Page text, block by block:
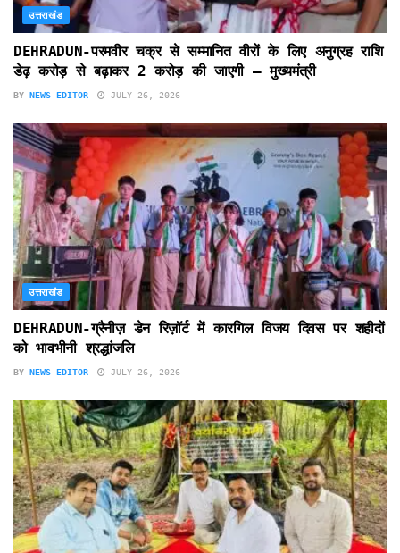
उत्तराखंड
DEHRADUN-परमवीर चक्र से सम्मानित वीरों के लिए अनुग्रह राशि
डेढ़ करोड़ से बढ़ाकर 2 करोड़ की जाएगी – मुख्यमंत्री
BY NEWS-EDITOR JULY 26, 2026
उत्तराखंड
DEHRADUN-ग्रैनीज़ डेन रिज़ॉर्ट में कारगिल विजय दिवस पर शहीदों
को भावभीनी श्रद्धांजलि
BY NEWS-EDITOR JULY 26, 2026